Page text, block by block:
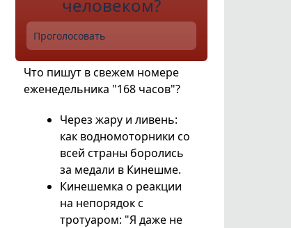
человеком?
Проголосовать
Что пишут в свежем номере
еженедельника "168 часов"?
Через жару и ливень:
как водномоторники со
всей страны боролись
за медали в Кинешме.
Кинешемка о реакции
на непорядок с
тротуаром: "Я даже не